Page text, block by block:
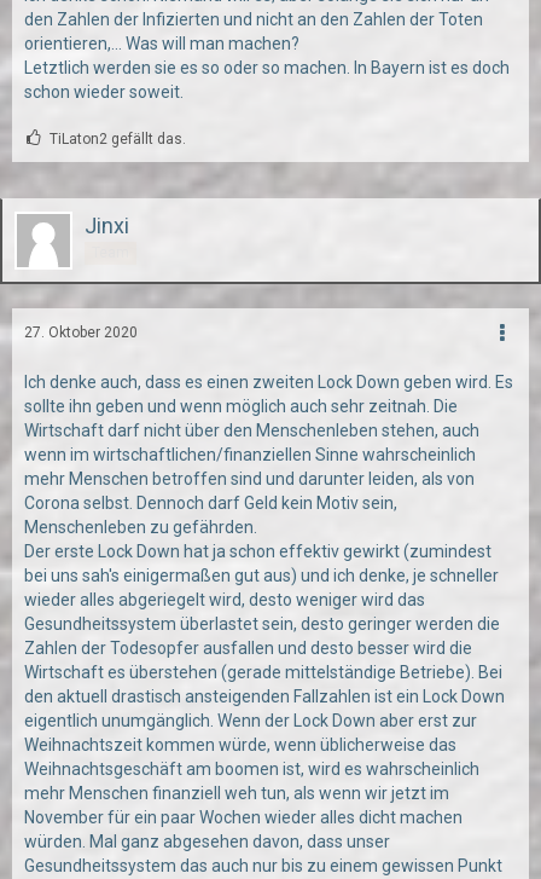
den Zahlen der Infizierten und nicht an den Zahlen der Toten
orientieren,... Was will man machen?
Letztlich werden sie es so oder so machen. In Bayern ist es doch
schon wieder soweit.
TiLaton2 gefällt das.
Jinxi
27. Oktober 2020
Ich denke auch, dass es einen zweiten Lock Down geben wird. Es
sollte ihn geben und wenn möglich auch sehr zeitnah. Die
Wirtschaft darf nicht über den Menschenleben stehen, auch
wenn im wirtschaftlichen/finanziellen Sinne wahrscheinlich
mehr Menschen betroffen sind und darunter leiden, als von
Corona selbst. Dennoch darf Geld kein Motiv sein,
Menschenleben zu gefährden.
Der erste Lock Down hat ja schon effektiv gewirkt (zumindest
bei uns sah's einigermaßen gut aus) und ich denke, je schneller
wieder alles abgeriegelt wird, desto weniger wird das
Gesundheitssystem überlastet sein, desto geringer werden die
Zahlen der Todesopfer ausfallen und desto besser wird die
Wirtschaft es überstehen (gerade mittelständige Betriebe). Bei
den aktuell drastisch ansteigenden Fallzahlen ist ein Lock Down
eigentlich unumgänglich. Wenn der Lock Down aber erst zur
Weihnachtszeit kommen würde, wenn üblicherweise das
Weihnachtsgeschäft am boomen ist, wird es wahrscheinlich
mehr Menschen finanziell weh tun, als wenn wir jetzt im
November für ein paar Wochen wieder alles dicht machen
würden. Mal ganz abgesehen davon, dass unser
Gesundheitssystem das auch nur bis zu einem gewissen Punkt